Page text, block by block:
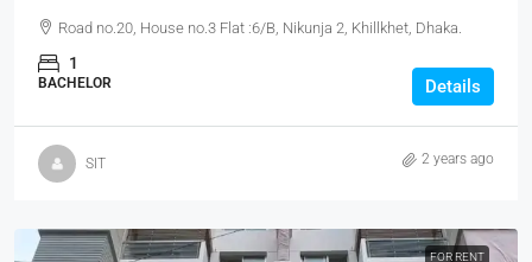
Road no.20, House no.3 Flat :6/B, Nikunja 2, Khillkhet, Dhaka.
1
BACHELOR Details
SIT 2 years ago
FOR RENT